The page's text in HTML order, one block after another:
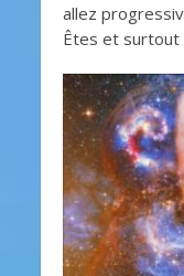
allez
Êtes et surtout